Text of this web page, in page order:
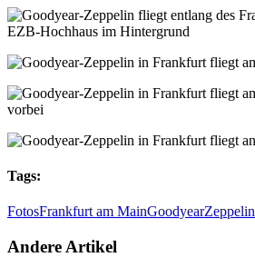
Tags:
FotosFrankfurt am MainGoodyearZeppelin
Andere Artikel